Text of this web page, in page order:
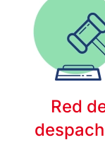
Red